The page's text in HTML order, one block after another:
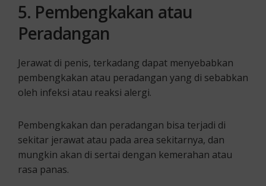
5. Pembengkakan atau
Peradangan
Jerawat di penis, terkadang dapat menyebabkan
pembengkakan atau peradangan yang di sebabkan
oleh infeksi atau reaksi alergi.
Pembengkakan dan peradangan bisa terjadi di
sekitar jerawat atau pada area sekitarnya, dan
mungkin akan di sertai dengan kemerahan atau
rasa panas.